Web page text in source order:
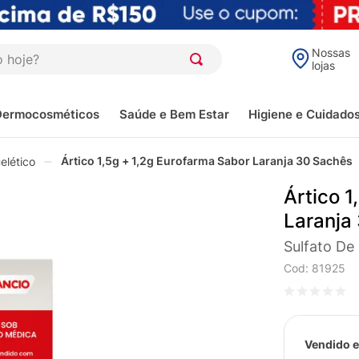
Nossas
lojas
Saúde e Bem Estar Higiene e
Ártico 1,5g + 1,2g Eurofarma Sabor Laranja 30 Sachês
Ártico
Laranja
Sulfato
Cod: 81925
Vendido